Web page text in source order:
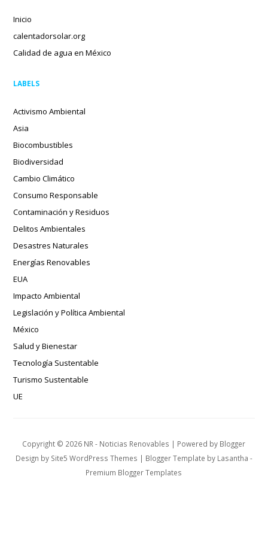
Inicio
calentadorsolar.org
Calidad de agua en México
LABELS
Activismo Ambiental
Asia
Biocombustibles
Biodiversidad
Cambio Climático
Consumo Responsable
Contaminación y Residuos
Delitos Ambientales
Desastres Naturales
Energías Renovables
EUA
Impacto Ambiental
Legislación y Política Ambiental
México
Salud y Bienestar
Tecnología Sustentable
Turismo Sustentable
UE
Copyright © 2026 NR - Noticias Renovables | Powered by Blogger
Design by Site5 WordPress Themes | Blogger Template by Lasantha -
Premium Blogger Templates